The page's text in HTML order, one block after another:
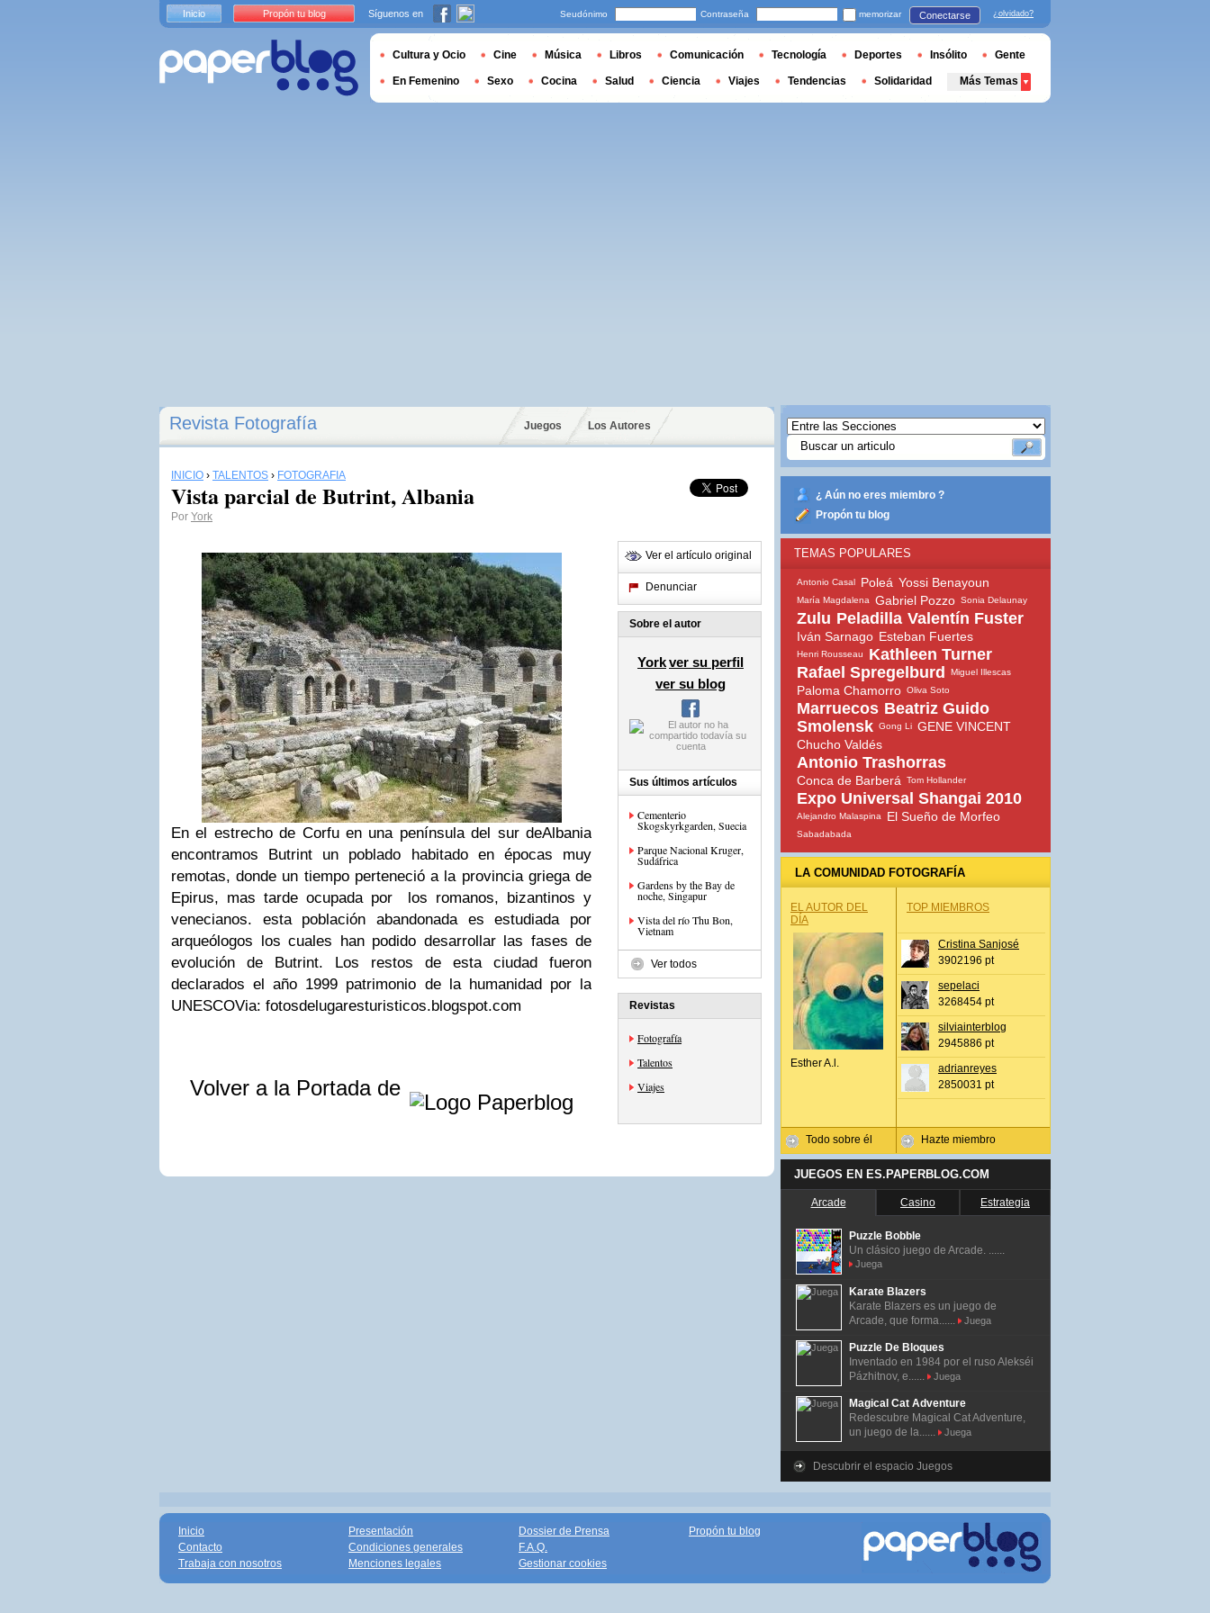
Revista Fotografía Juegos Los Autores
INICIO › TALENTOS › FOTOGRAFÍA
Vista parcial de Butrint, Albania
Por York
En el estrecho de Corfu en una península del sur deAlbania
encontramos Butrint un poblado habitado en épocas muy
remotas, donde un tiempo perteneció a la provincia griega de
Epirus, mas tarde ocupada por los romanos, bizantinos y
venecianos. esta población abandonada es estudiada por
arqueólogos los cuales han podido desarrollar las fases de
evolución de Butrint. Los restos de esta ciudad fueron
declarados el año 1999 patrimonio de la humanidad por la
UNESCOVia: fotosdelugaresturisticos.blogspot.com
Volver a la Portada de
Ver el artículo original
Denunciar
Sobre el autor
Yorkver su perfil
ver su blog
Sus últimos artículos
Cementerio
Skogskyrkgarden, Suecia
Parque Nacional Kruger,
Sudáfrica
Gardens by the Bay de
noche, Singapur
Vista del río Thu Bon,
Vietnam
Ver todos
Revistas
Fotografía
Talentos
Viajes
¿ Aún no eres miembro ?
Propón tu blog
TEMAS POPULARES
Antonio Casal Poleá Yossi Benayoun
María Magdalena Gabriel Pozzo Sonia Delaunay
Zulu Peladilla Valentín Fuster
Iván Sarnago Esteban Fuertes
Henri Rousseau
Kathleen Turner
Rafael Spregelburd
Miguel Illescas
Paloma Chamorro Oliva Soto
Marruecos Beatriz Guido
Smolensk Gong Li GENE VINCENT
Chucho Valdés
Antonio Trashorras
Conca de Barberá Tom Hollander
Expo Universal Shangai 2010
Alejandro Malaspina El Sueño de Morfeo
Sabadabada
LA COMUNIDAD FOTOGRAFÍA
EL AUTOR DEL
DÍA
Esther A.l.
Todo sobre él
TOP MIEMBROS
Cristina Sanjosé
3902196 pt
sepelaci
3268454 pt
silviainterblog
2945886 pt
adrianreyes
2850031 pt
Hazte miembro
JUEGOS EN ES.PAPERBLOG.COM
Arcade Casino Estrategia
Puzzle Bobble
Un clásico juego de Arcade. ......
Juega
Karate Blazers
Karate Blazers es un juego de
Arcade, que forma......
Juega
Puzzle De Bloques
Inventado en 1984 por el ruso Alekséi
Pázhitnov, e......
Juega
Magical Cat Adventure
Redescubre Magical Cat Adventure,
un juego de la......
Juega
Descubrir el espacio Juegos
Inicio Propón tu blog Síguenos en Seudónimo Contraseña memorizar Conectarse ¿olvidado?
Cultura y Ocio Cine Música Libros Comunicación Tecnología Deportes Insólito Gente
En Femenino Sexo Cocina Salud Ciencia Viajes Tendencias Solidaridad Más Temas
Inicio
Contacto
Trabaja con nosotros
Presentación
Condiciones generales
Menciones legales
Dossier de Prensa
F.A.Q.
Gestionar cookies
Propón tu blog